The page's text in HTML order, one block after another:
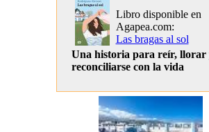
Libro disponible en
Agapea.com:
Las bragas al sol
Una historia para reír, llorar
reconciliarse con la vida